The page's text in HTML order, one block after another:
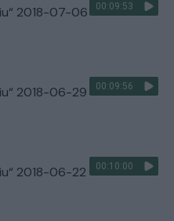
00:09:53
2018-07-06
00:09:56
2018-06-29
00:10:00
2018-06-22